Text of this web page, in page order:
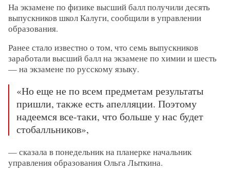
На экзамене по физике высший балл получили десять
выпускников школ Калуги, сообщили в управлении
образования.
Ранее стало известно о том, что семь выпускников
заработали высший балл на экзамене по химии и шесть
— на экзамене по русскому языку.
«Но еще не по всем предметам результаты
пришли, также есть апелляции. Поэтому
надеемся все-таки, что больше у нас будет
стобалльников»,
— сказала в понедельник на планерке начальник
управления образования Ольга Лыткина.